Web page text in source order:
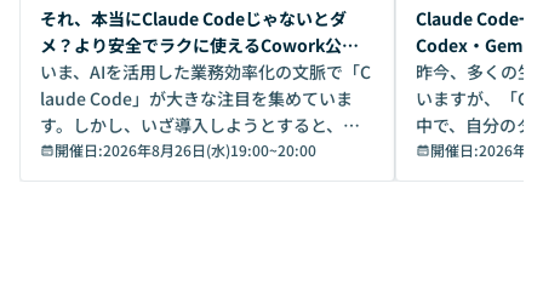
開催前
それ、本当にClaude Codeじゃないとダ
メ？より安全でラクに使えるCowork公開
デモ
いま、AIを活用した業務効率化の文脈で「C
laude Code」が大きな注目を集めていま
す。しかし、いざ導入しようとすると、セ
キュリティ面の懸念や権限管理のハードル
から、気軽に使えないケースも多いのでは
開催日:2026年8月26日(水)19:00~20:00
開催前
Claude Code一
Codex・
昨今、多くの生
いますが、「
中で、自分のタ
いいのか」を自
か？ 「なんとなく誰かが良いと言っていた
開催日:2026年8